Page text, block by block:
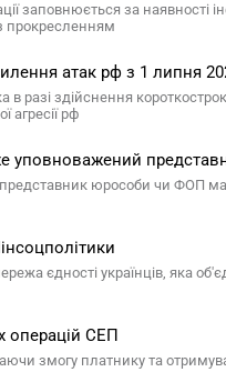
заповнюється за наявності
прокресленням
атак рф з 1 липня
здійснення
агресії рф
юрособи чи ФОП
єдності українців, яка
операцій СЕП
змогу платнику та